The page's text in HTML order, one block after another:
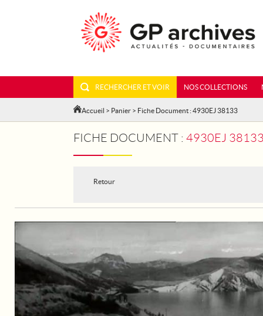
RECHERCHER ET VOIR NOS COLLECTIONS
Accueil > Panier > Fiche Document : 4930EJ 38133
FICHE DOCUMENT : 4930EJ 38133
Retour